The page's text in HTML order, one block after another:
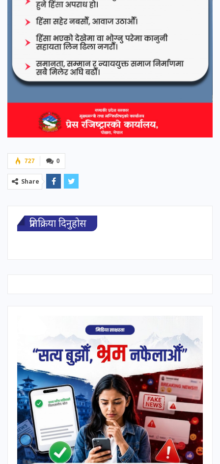
0
727
Share
प्रतिक्रिया दिनुहोस